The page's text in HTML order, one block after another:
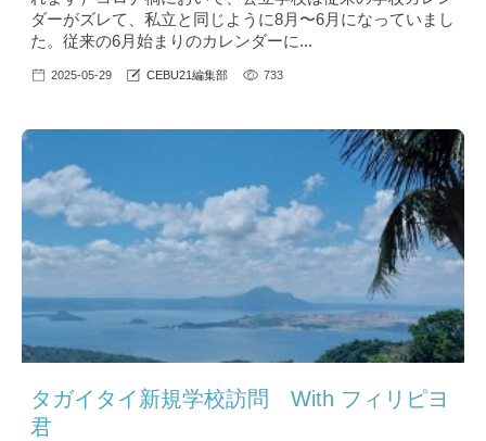
ダーがズレて、私立と同じように8月〜6月になっていまし
た。従来の6月始まりのカレンダーに...
2025-05-29 CEBU21編集部 733
タガイタイ新規学校訪問 With フィリピヨ
君